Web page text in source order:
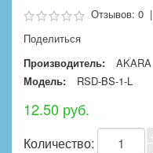
Отзывов: 0 |
Поделиться
Производитель:
AKARA
Модель:
RSD-BS-1-L
12.50 руб.
Количество: